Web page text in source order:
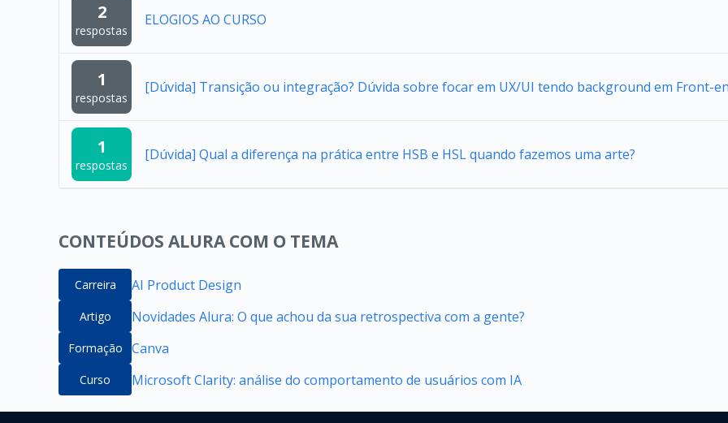
2
respostas
ELOGIOS AO CURSO
1
respostas
[Dúvida] Transição ou integração? Dúvida sobre focar em UX/UI tendo background em Front-
1
respostas
[Dúvida] Qual a diferença na prática entre HSB e HSL quando fazemos uma arte?
CONTEÚDOS ALURA COM O TEMA
Carreira AI Product Design
Artigo Novidades Alura: O que achou da sua retrospectiva com a gente?
Formação Canva
Curso Microsoft Clarity: análise do comportamento de usuários com IA